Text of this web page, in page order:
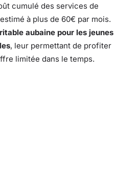
cumulé des services de
à plus de 60€ par mois.
aubaine pour les jeunes
, leur permettant de profiter
limitée dans le temps.